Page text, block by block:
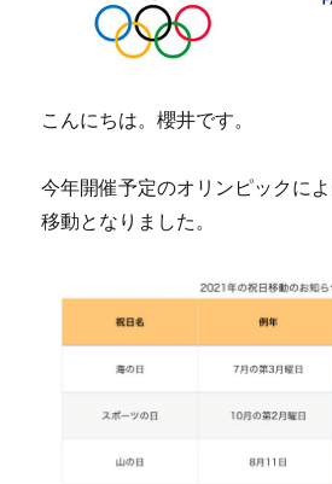
こんにちは。櫻井です。
今年開催予定のオリンピックに
移動となりました。